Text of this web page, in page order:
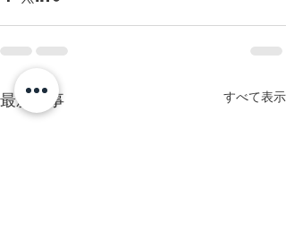
最新記事 すべて表示